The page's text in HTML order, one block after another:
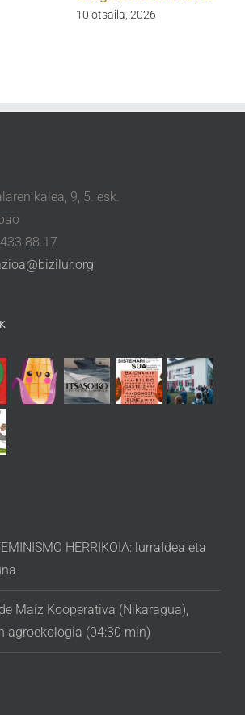
10 otsaila, 2026
kalea, 9, 5. esk.
HERRIKOIA: lurraldea eta
Maíz Kooperativa (Nikaragua),
agroekologia (04:30 min)